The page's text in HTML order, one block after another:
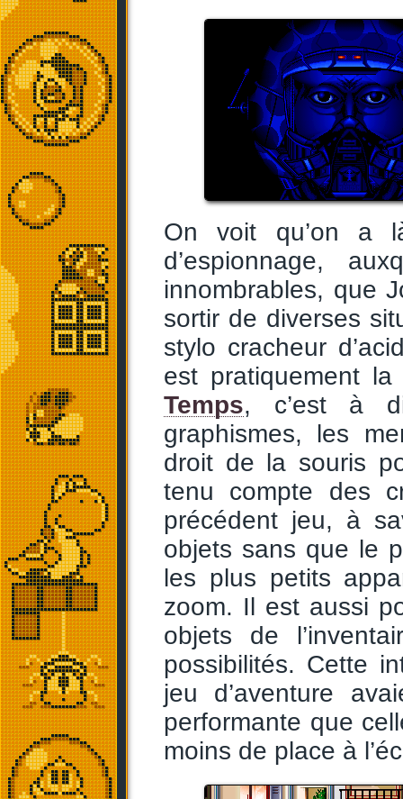
On voit qu’on a
d’espionnage,
innombrables, que
sortir de diverses
stylo cracheur
est pratiquement
Temps, c’est à
graphismes, les
droit de la souris
tenu compte des
précédent jeu, à
objets sans que le
les plus petits
zoom. Il est aussi
objets de
possibilités. Cette
jeu d’aventure
performante que
moins de place à